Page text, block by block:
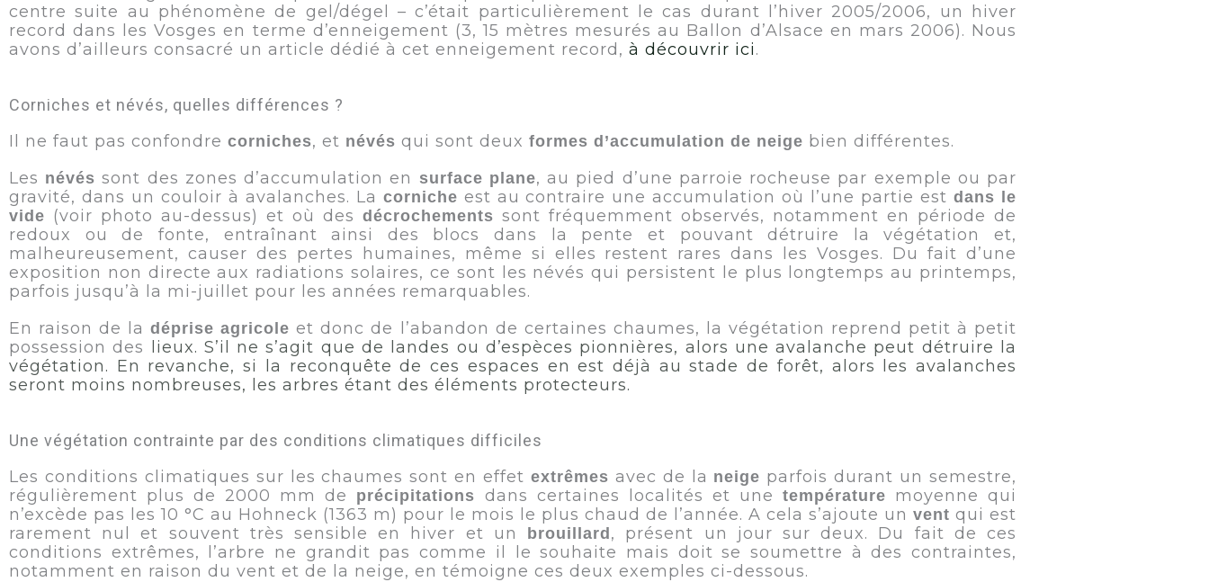
centre suite au phénomène de gel/dégel – c’était particulièrement le cas durant l’hiver 2005/2006, un hiver
record dans les Vosges en terme d’enneigement (3, 15 mètres mesurés au Ballon d’Alsace en mars 2006). Nous
avons d’ailleurs consacré un article dédié à cet enneigement record, à découvrir ici.
Corniches et névés, quelles différences ?
Il ne faut pas confondre corniches, et névés qui sont deux formes d’accumulation de neige bien différentes.
Les névés sont des zones d’accumulation en surface plane, au pied d’une parroie rocheuse par exemple ou par
gravité, dans un couloir à avalanches. La corniche est au contraire une accumulation où l’une partie estdans le
vide (voir photo au-dessus) et où des décrochements sont fréquemment observés, notamment en période de
redoux ou de fonte, entraînant ainsi des blocs dans la pente et pouvant détruire la végétation et,
malheureusement, causer des pertes humaines, même si elles restent rares dans les Vosges. Du fait d’une
exposition non directe aux radiations solaires, ce sont les névés qui persistent le plus longtemps au printemps,
parfois jusqu’à la mi-juillet pour les années remarquables.
En raison de ladéprise agricole et donc de l’abandon de certaines chaumes, la végétation reprend petit à petit
possession des
lieux. S’il ne s’agit que de landes ou d’espèces pionnières, alors une avalanche peut détruire la
végétation. En revanche, si la reconquête de ces espaces en est déjà au stade de forêt, alors les avalanches
seront moins nombreuses, les arbres étant des éléments protecteurs.
Une végétation contrainte par des conditions climatiques difficiles
Les conditions climatiques sur les chaumes sont en effet extrêmes avec de la neige parfois durant un semestre,
régulièrement plus de 2000 mm de précipitations dans certaines localités et une température moyenne qui
n’excède pas les 10 °C au Hohneck (1363 m) pour le mois le plus chaud de l’année. A cela s’ajoute un vent qui est
rarement nul et souvent très sensible en hiver et un
brouillard , présent un jour sur deux. Du fait de ces
conditions extrêmes, l’arbre ne grandit pas comme il le souhaite mais doit se soumettre à des contraintes,
notamment en raison du vent et de la neige, en témoigne ces deux exemples ci-dessous.